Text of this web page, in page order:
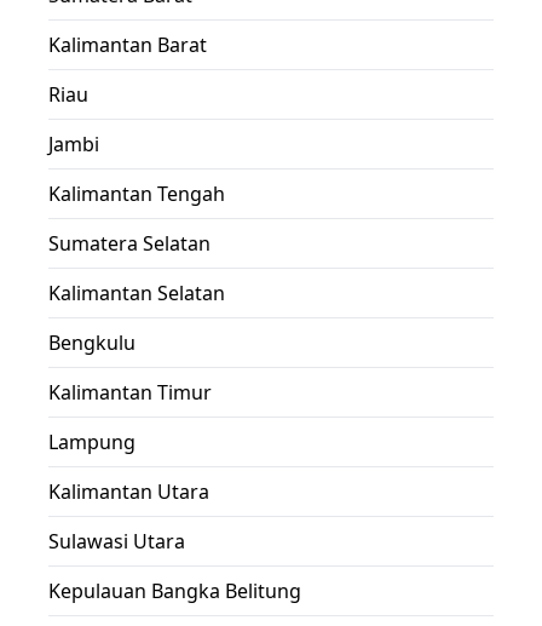
Kalimantan Barat
Riau
Jambi
Kalimantan Tengah
Sumatera Selatan
Kalimantan Selatan
Bengkulu
Kalimantan Timur
Lampung
Kalimantan Utara
Sulawasi Utara
Kepulauan Bangka Belitung